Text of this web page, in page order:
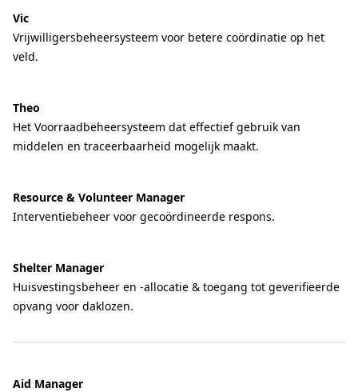
Vic
Vrijwilligersbeheersysteem voor betere coördinatie op het
veld.
Theo
Het Voorraadbeheersysteem dat effectief gebruik van
middelen en traceerbaarheid mogelijk maakt.
Resource & Volunteer Manager
Interventiebeheer voor gecoördineerde respons.
Shelter Manager
Huisvestingsbeheer en -allocatie & toegang tot geverifieerde
opvang voor daklozen.
Aid Manager